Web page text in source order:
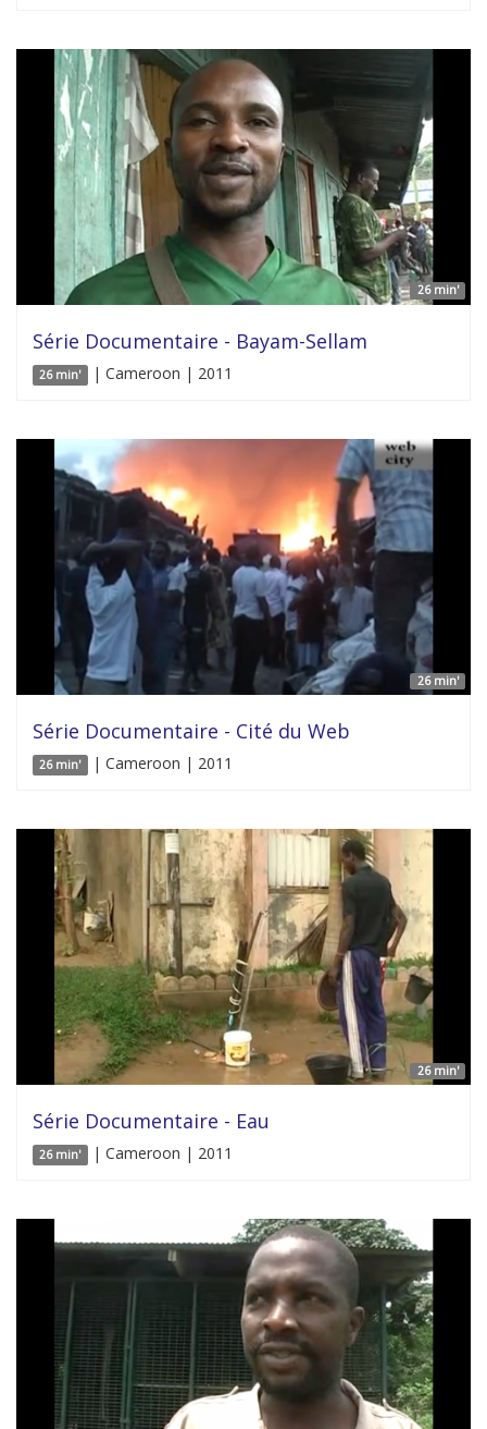
26 min'
Série Documentaire - Bayam-Sellam
26 min' | Cameroon | 2011
26 min'
Série Documentaire - Cité du Web
26 min' | Cameroon | 2011
26 min'
Série Documentaire - Eau
26 min' | Cameroon | 2011